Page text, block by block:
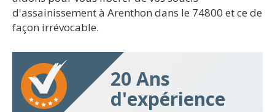
d'assainissement à Arenthon dans le 74800 et ce de
façon irrévocable.
20 Ans
d'expérience